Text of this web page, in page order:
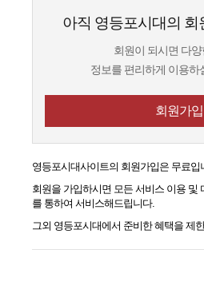
아직 영등포시대의 회
회원이 되시면 다
정보를 편리하게 이용하
회원가입
영등포시대사이트의 회원가입은 무료입
회원을 가입하시면 모든 서비스 이용 및
를 통하여 서비스해드립니다.
그외 영등포시대에서 준비한 혜택을 제